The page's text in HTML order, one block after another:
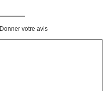
Donner votre avis